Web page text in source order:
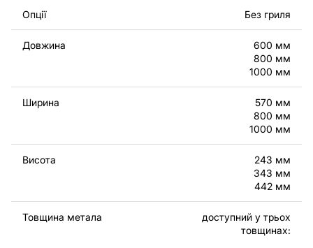
Ви можете використовувати файли для створення
готових виробів як для персонального, так і для
комерційного використання, включаючи продаж
виробів, виготовлених за цими кресленнями.
Наголошуємо, що перепродаж та поширення цих
оригінальних або відредагованих файлів заборонені.
За додаткову плату ми можемо додати будь-який
текст, зображення, логотип вашої компанії або
зробити інші зміни в дизайні виробу. Якщо вам
потрібно, щоб ми виконали індивідуальне креслення
виробу з металу для вас, будь ласка, зв'яжіться з
Якщо у вас залишилися питання або вам потрібна
Опції Без гриля
Довжина
600 мм
800 мм
1000 мм
Ширина
570 мм
800 мм
1000 мм
Висота
243 мм
343 мм
442 мм
Товщина метала
доступний у трьох
товщинах: